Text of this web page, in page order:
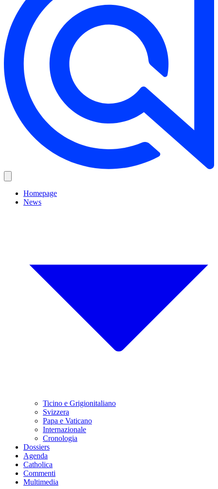
Homepage
News
Ticino e Grigionitaliano
Svizzera
Papa e Vaticano
Internazionale
Cronologia
Dossiers
Agenda
Catholica
Commenti
Multimedia